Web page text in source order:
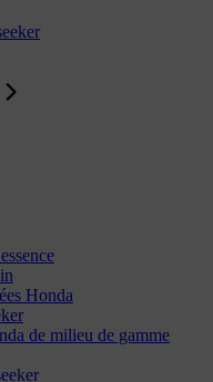
Honda
de milieu de gamme